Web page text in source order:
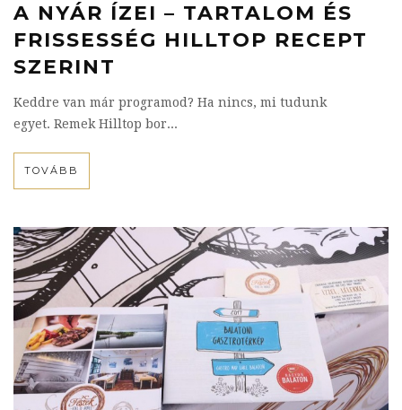
A NYÁR ÍZEI – TARTALOM ÉS
FRISSESSÉG HILLTOP RECEPT
SZERINT
Keddre van már programod? Ha nincs, mi tudunk
egyet. Remek Hilltop bor...
TOVÁBB